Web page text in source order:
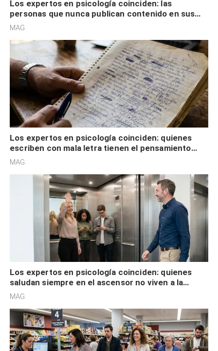
Los expertos en psicología coinciden: las
personas que nunca publican contenido en sus
redes sociales no pretenden buscar validación
MAG.
Los expertos en psicología coinciden: quienes
escriben con mala letra tienen el pensamiento
acelerado y no lo hacen por desinterés
MAG.
Los expertos en psicología coinciden: quienes
saludan siempre en el ascensor no viven a la
defensiva y tienen apertura social
MAG.